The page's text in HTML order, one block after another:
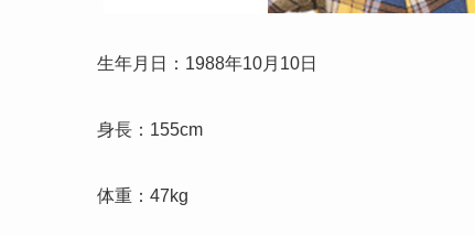
生年月日：1988年10月10日
身長：155cm
体重：47kg